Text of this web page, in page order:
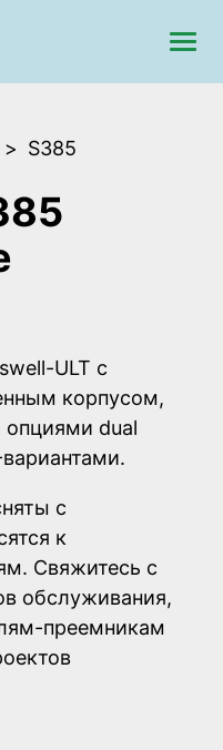
S385
ULT с
корпусом,
опциями dual
с
к
Свяжитесь с
обслуживания,
преемникам